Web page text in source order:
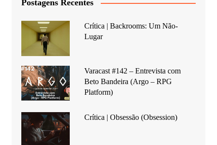
Postagens Recentes
Crítica | Backrooms: Um Não-
Lugar
Varacast #142 – Entrevista com
Beto Bandeira (Argo – RPG
Platform)
Crítica | Obsessão (Obsession)